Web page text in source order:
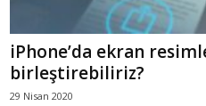
iPhone’da ekran
birleştirebiliriz?
29 Nisan 2020